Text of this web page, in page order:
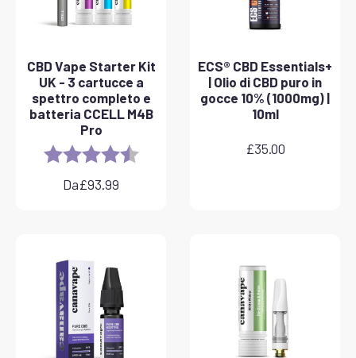
CBD Vape Starter Kit
UK - 3 cartucce a
spettro completo e
batteria CCELL M4B
Pro
Rating: 4.8 out of 5 stars
Da£93.99
ECS® CBD Essentials+
| Olio di CBD puro in
gocce 10% (1000mg) |
10ml
£35.00